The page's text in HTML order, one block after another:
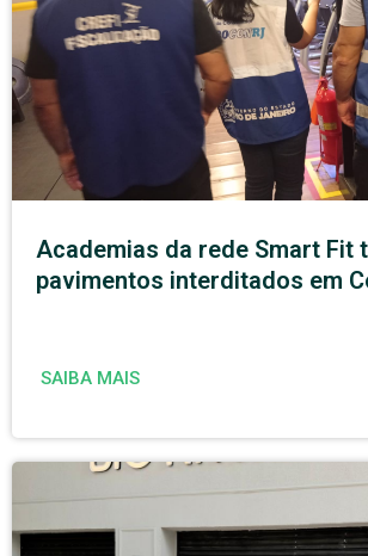
Academias da rede Smart Fit
pavimentos interditados em
SAIBA MAIS